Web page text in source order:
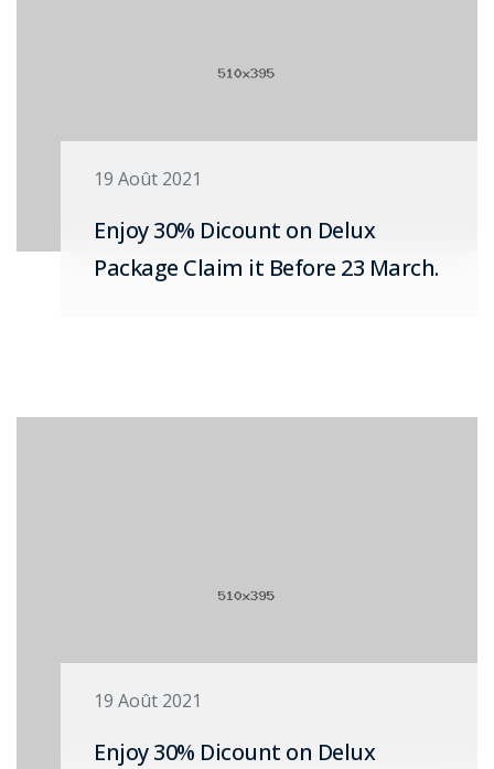
Enjoy 30% Dicount on Delux
Package Claim it Before 23 March.
19 Août 2021
Enjoy 30% Dicount on Delux
19 Août 2021